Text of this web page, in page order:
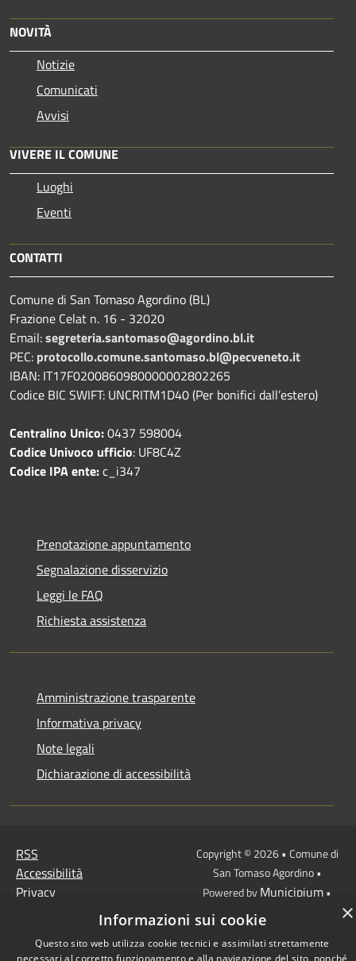
NOVITÀ
Notizie
Comunicati
Avvisi
VIVERE IL COMUNE
Luoghi
Eventi
CONTATTI
Comune di San Tomaso Agordino (BL)
Frazione Celat n. 16 - 32020
Email:segreteria.santomaso@agordino.bl.it
PEC: protocollo.comune.santomaso.bl@pecveneto.it
IBAN: IT17F0200860980000002802265
Codice BIC SWIFT: UNCRITM1D40 (Per bonifici dall’estero)
Centralino Unico:0437 598004
Codice Univoco ufficio: UF8C4Z
Codice IPA ente:c_i347
Prenotazione appuntamento
Segnalazione disservizio
Leggi le FAQ
Richiesta assistenza
Amministrazione trasparente
Informativa privacy
Note legali
Dichiarazione di accessibilità
RSS
Accessibilità
Privacy
Copyright © 2026 • Comune di
San Tomaso Agordino •
Powered byMunicipium•
Accesso redazione ×
Informazioni sui cookie
Questo sito web utilizza cookie tecnici e assimilati strettamente
necessari al corretto funzionamento e alla navigazione del sito, nonché